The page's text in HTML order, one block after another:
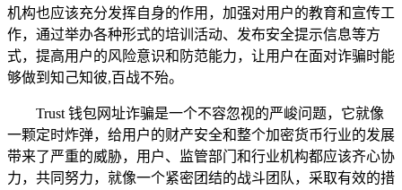
机构也应该充分发挥自身的作用，加强对用户的教育和宣传工
作，通过举办各种形式的培训活动、发布安全提示信息等方
式，提高用户的风险意识和防范能力，让用户在面对诈骗时能
够做到知己知彼,百战不殆。
Trust 钱包网址诈骗是一个不容忽视的严峻问题，它就像
一颗定时炸弹，给用户的财产安全和整个加密货币行业的发展
带来了严重的威胁，用户、监管部门和行业机构都应该齐心协
力，共同努力，就像一个紧密团结的战斗团队，采取有效的措